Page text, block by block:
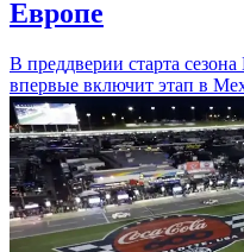
Европе
В преддверии старта
впервые включит этап в